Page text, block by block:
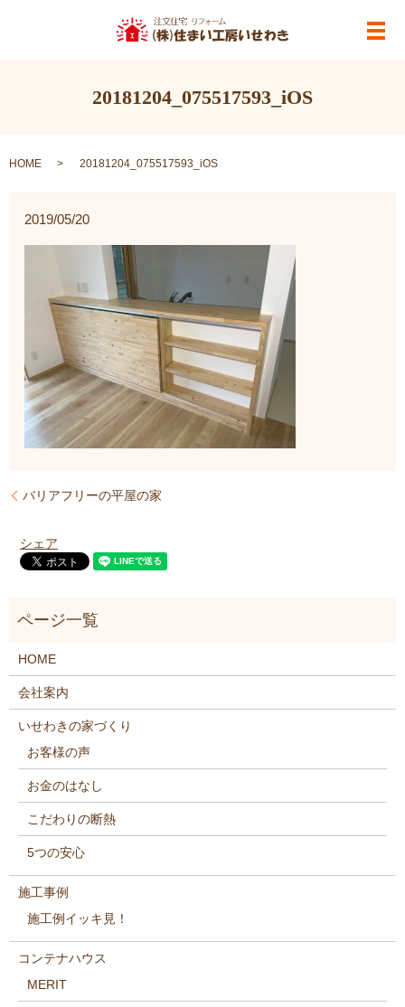
メ
20181204_075517593_iOS
HOME 20181204_075517593_iOS
2019/05/20
バリアフリーの平屋の家
シェア
HOME
会社案内
いせわきの家づくり
お客様の声
お金のはなし
こだわりの断熱
5つの安心
施工事例
施工例イッキ見！
コンテナハウス
MERIT